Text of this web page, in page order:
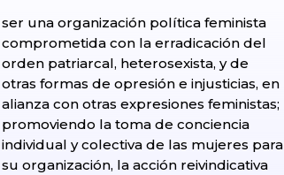
ser una organización política feminista
comprometida con la erradicación del
orden patriarcal, heterosexista, y de
otras formas de opresión e injusticias, en
alianza con otras expresiones feministas;
promoviendo la toma de conciencia
individual y colectiva de las mujeres para
su organización, la acción reivindicativa